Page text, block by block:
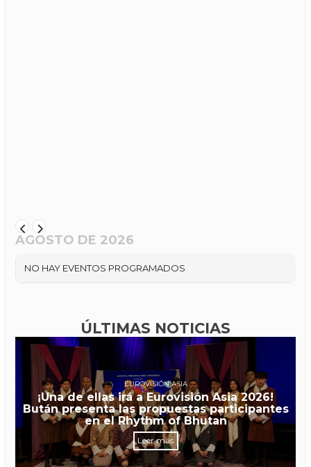
AGOSTO DE 2026
NO HAY EVENTOS PROGRAMADOS
ÚLTIMAS NOTICIAS
EUROVISIÓN ASIA
¡Una de ellas irá a Eurovisión Asia 2026!
Bután presenta las propuestas participantes
en el Rhythm of Bhutan
Leer más